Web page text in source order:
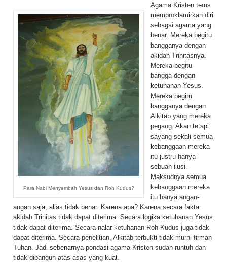
Para Nabi Menyembah Yesus dan Roh Kudus?
Agama Kristen terus
memproklamirkan diri
sebagai agama yang
benar. Mereka begitu
bangganya dengan
akidah Trinitasnya.
Mereka begitu
bangga dengan
ketuhanan Yesus.
Mereka begitu
bangganya dengan
Alkitab yang mereka
pegang. Akan tetapi
sayang sekali semua
kebanggaan mereka
itu justru hanya
sebuah ilusi.
Maksudnya semua
kebanggaan mereka
itu hanya angan-
angan saja, alias tidak benar. Karena apa? Karena secara fakta
akidah Trinitas tidak dapat diterima. Secara logika ketuhanan Yesus
tidak dapat diterima. Secara nalar ketuhanan Roh Kudus juga tidak
dapat diterima. Secara penelitian, Alkitab terbukti tidak murni firman
Tuhan. Jadi sebenarnya pondasi agama Kristen sudah runtuh dan
tidak dibangun atas asas yang kuat.